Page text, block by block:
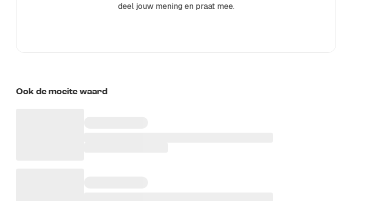
deel jouw mening en praat mee.
Ook de moeite waard